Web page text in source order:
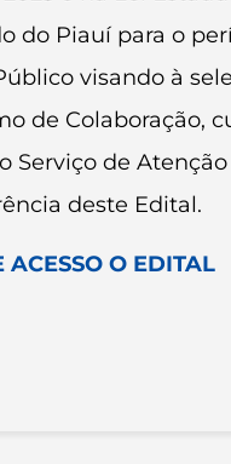
do Piauí para o
visando à
de Colaboração,
de Atenção
deste Edital.
ACESSO O EDITAL